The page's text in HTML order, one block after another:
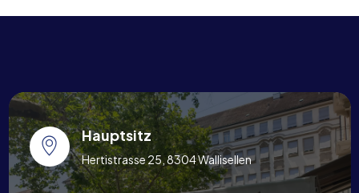
Hauptsitz
Hertistrasse 25, 8304 Wallisellen